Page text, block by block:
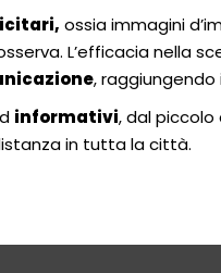
ossia immagini
L’efficacia nella
,
informativi, dal
in tutta la città.